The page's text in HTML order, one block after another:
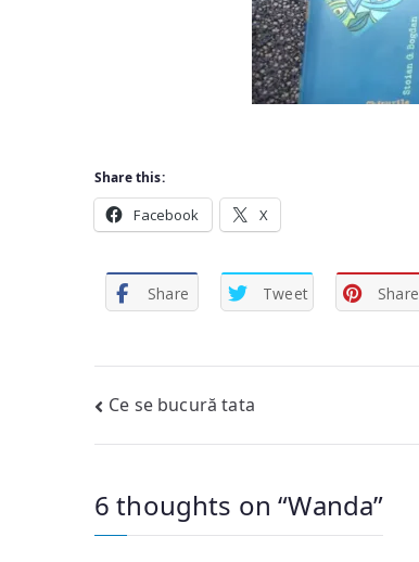
Share this:
Facebook X
Share Tweet Share
Post
navigation
Ce se bucură tata
6 thoughts on “Wanda”